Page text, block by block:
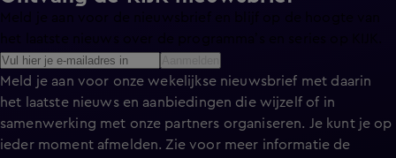
Meld je aan voor de nieuwsbrief en blijf op de hoogte van
Meld je aan voor onze wekelijkse nieuwsbrief met daarin
het laatste nieuws en aanbiedingen die wijzelf of in
samenwerking met onze partners organiseren. Je kunt je op
ieder moment afmelden. Zie voor meer informatie de